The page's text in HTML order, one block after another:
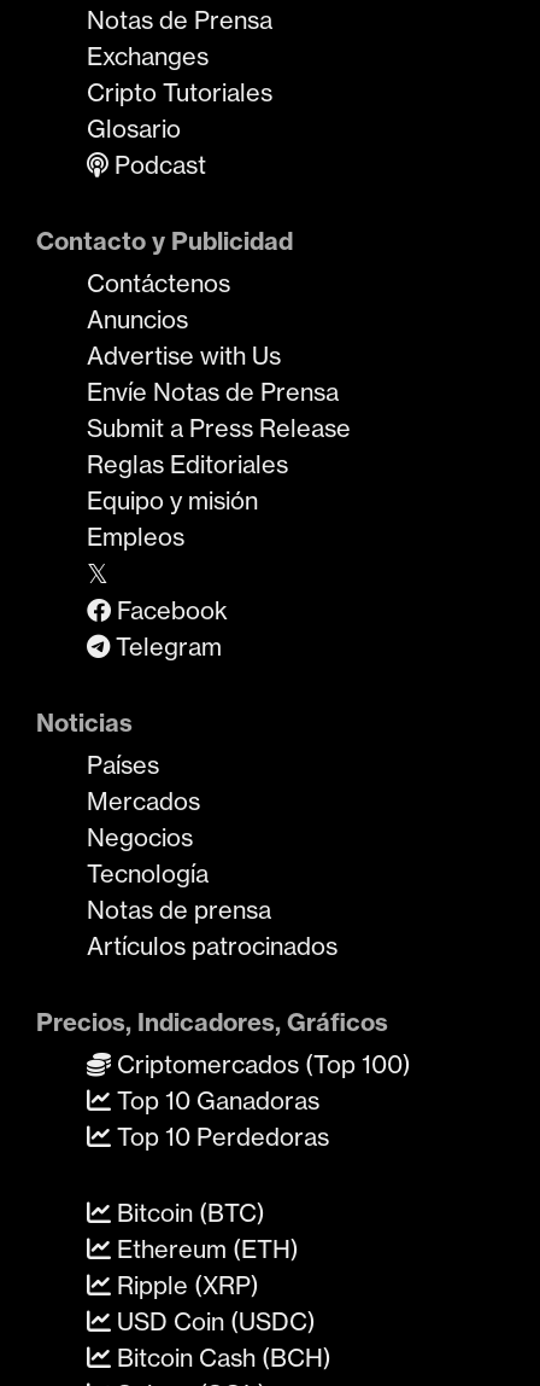
Notas de Prensa
Exchanges
Cripto Tutoriales
Glosario
Podcast
Contacto y Publicidad
Contáctenos
Anuncios
Advertise with Us
Envíe Notas de Prensa
Submit a Press Release
Reglas Editoriales
Equipo y misión
Empleos
𝕏
Facebook
Telegram
Noticias
Países
Mercados
Negocios
Tecnología
Notas de prensa
Artículos patrocinados
Precios, Indicadores, Gráficos
Criptomercados (Top 100)
Top 10 Ganadoras
Top 10 Perdedoras
Bitcoin (BTC)
Ethereum (ETH)
Ripple (XRP)
USD Coin (USDC)
Bitcoin Cash (BCH)